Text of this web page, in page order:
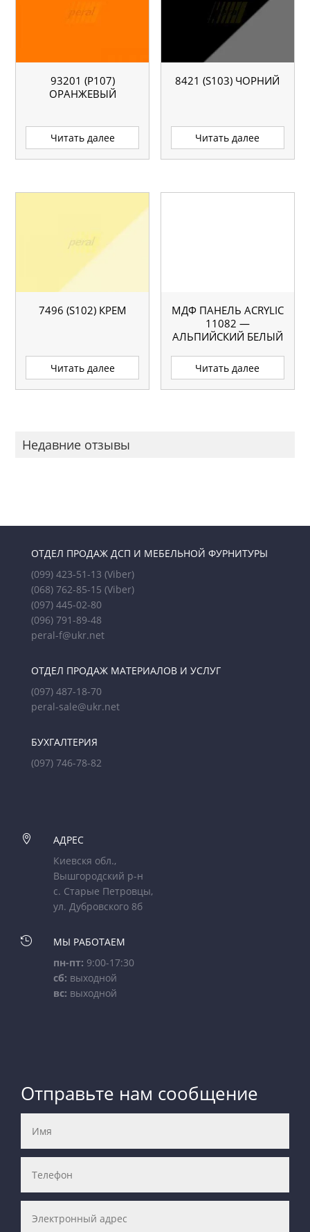
93201 (P107)
ОРАНЖЕВЫЙ
Читать далее
8421 (S103) ЧОРНИЙ
Читать далее
7496 (S102) КРЕМ
Читать далее
МДФ ПАНЕЛЬ ACRYLIC
11082 —
АЛЬПИЙСКИЙ БЕЛЫЙ
Читать далее
Недавние отзывы
ОТДЕЛ ПРОДАЖ ДСП И МЕБЕЛЬНОЙ ФУРНИТУРЫ
(099) 423-51-13 (Viber)
(068) 762-85-15 (Viber)
(097) 445-02-80
(096) 791-89-48
peral-f@ukr.net
ОТДЕЛ ПРОДАЖ МАТЕРИАЛОВ И УСЛУГ
(097) 487-18-70
peral-sale@ukr.net
БУХГАЛТЕРИЯ
(097) 746-78-82

АДРЕС
Киевскя обл.,
Вышгородский р-н
с. Старые Петровцы,
ул. Дубровского 8б

МЫ РАБОТАЕМ
пн-пт: 9:00-17:30
сб: выходной
вс: выходной
Отправьте нам сообщение